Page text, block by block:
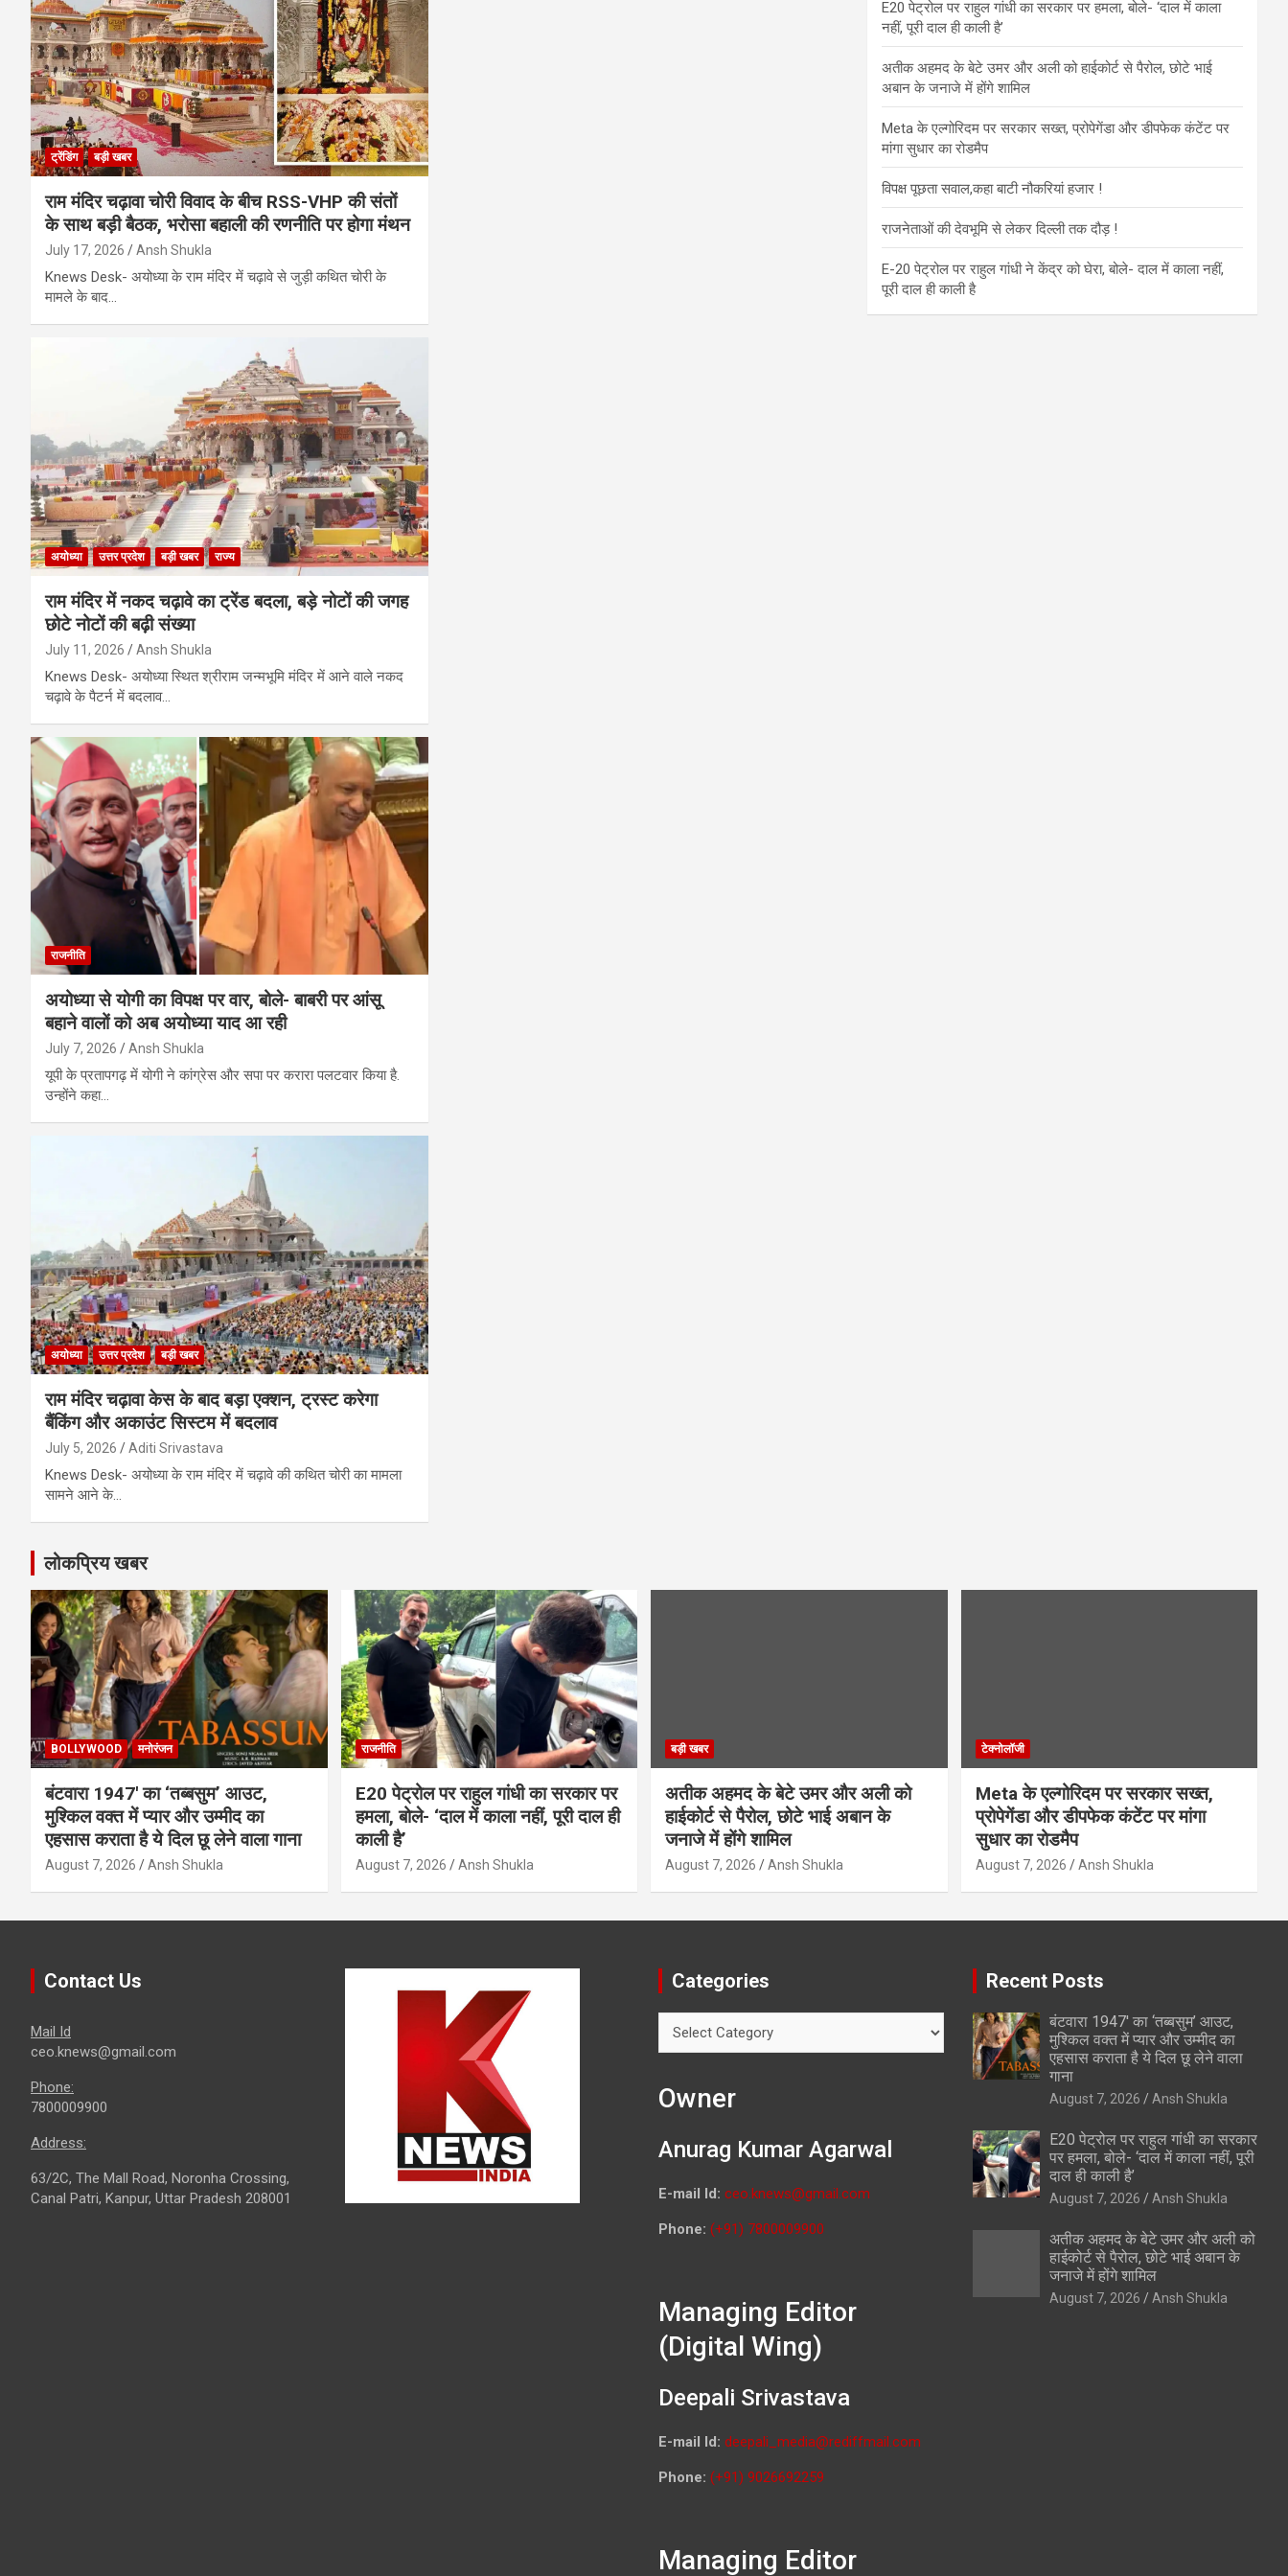
ट्रेंडिंग बड़ी खबर
राम मंदिर चढ़ावा चोरी विवाद के बीच RSS-VHP की संतों
के साथ बड़ी बैठक, भरोसा बहाली की रणनीति पर होगा मंथन
July 17, 2026 Ansh Shukla
Knews Desk- अयोध्या के राम मंदिर में चढ़ावे से जुड़ी कथित चोरी के
मामले के बाद…
अयोध्या उत्तर प्रदेश बड़ी खबर राज्य
राम मंदिर में नकद चढ़ावे का ट्रेंड बदला, बड़े नोटों की जगह
छोटे नोटों की बढ़ी संख्या
July 11, 2026 Ansh Shukla
Knews Desk- अयोध्या स्थित श्रीराम जन्मभूमि मंदिर में आने वाले नकद
चढ़ावे के पैटर्न में बदलाव…
राजनीति
अयोध्या से योगी का विपक्ष पर वार, बोले- बाबरी पर आंसू
बहाने वालों को अब अयोध्या याद आ रही
July 7, 2026 Ansh Shukla
यूपी के प्रतापगढ़ में योगी ने कांग्रेस और सपा पर करारा पलटवार किया है.
उन्होंने कहा…
अयोध्या उत्तर प्रदेश बड़ी खबर
राम मंदिर चढ़ावा केस के बाद बड़ा एक्शन, ट्रस्ट करेगा
बैंकिंग और अकाउंट सिस्टम में बदलाव
July 5, 2026 Aditi Srivastava
Knews Desk- अयोध्या के राम मंदिर में चढ़ावे की कथित चोरी का मामला
सामने आने के…
E20 पेट्रोल पर राहुल गांधी का सरकार पर हमला, बोले- ‘दाल में काला
नहीं, पूरी दाल ही काली है’
अतीक अहमद के बेटे उमर और अली को हाईकोर्ट से पैरोल, छोटे भाई
अबान के जनाजे में होंगे शामिल
Meta के एल्गोरिदम पर सरकार सख्त, प्रोपेगेंडा और डीपफेक कंटेंट पर
मांगा सुधार का रोडमैप
विपक्ष पूछता सवाल,कहा बाटी नौकरियां हजार !
राजनेताओं की देवभूमि से लेकर दिल्ली तक दौड़ !
E-20 पेट्रोल पर राहुल गांधी ने केंद्र को घेरा, बोले- दाल में काला नहीं,
पूरी दाल ही काली है
लोकप्रिय खबर
BOLLYWOOD मनोरंजन
बंटवारा 1947′ का ‘तब्बसुम’ आउट,
मुश्किल वक्त में प्यार और उम्मीद का
एहसास कराता है ये दिल छू लेने वाला गाना
August 7, 2026 Ansh Shukla
राजनीति
E20 पेट्रोल पर राहुल गांधी का सरकार पर
हमला, बोले- ‘दाल में काला नहीं, पूरी दाल ही
काली है’
August 7, 2026 Ansh Shukla
बड़ी खबर
अतीक अहमद के बेटे उमर और अली को
हाईकोर्ट से पैरोल, छोटे भाई अबान के
जनाजे में होंगे शामिल
August 7, 2026 Ansh Shukla
टेक्नोलॉजी
Meta के एल्गोरिदम पर सरकार सख्त,
प्रोपेगेंडा और डीपफेक कंटेंट पर मांगा
सुधार का रोडमैप
August 7, 2026 Ansh Shukla
Contact Us
Mail Id
ceo.knews@gmail.com
Phone:
7800009900
Address:
63/2C, The Mall Road, Noronha Crossing,
Canal Patri, Kanpur, Uttar Pradesh 208001
Categories
Owner
Anurag Kumar Agarwal
E-mail Id: ceo.knews@gmail.com
Phone: (+91) 7800009900
Managing Editor
(Digital Wing)
Deepali Srivastava
E-mail Id: deepali_media@rediffmail.com
Phone: (+91) 9026692259
Managing Editor
Recent Posts
बंटवारा 1947′ का ‘तब्बसुम’ आउट,
मुश्किल वक्त में प्यार और उम्मीद का
एहसास कराता है ये दिल छू लेने वाला
गाना
August 7, 2026 Ansh Shukla
E20 पेट्रोल पर राहुल गांधी का सरकार
पर हमला, बोले- ‘दाल में काला नहीं, पूरी
दाल ही काली है’
August 7, 2026 Ansh Shukla
अतीक अहमद के बेटे उमर और अली को
हाईकोर्ट से पैरोल, छोटे भाई अबान के
जनाजे में होंगे शामिल
August 7, 2026 Ansh Shukla